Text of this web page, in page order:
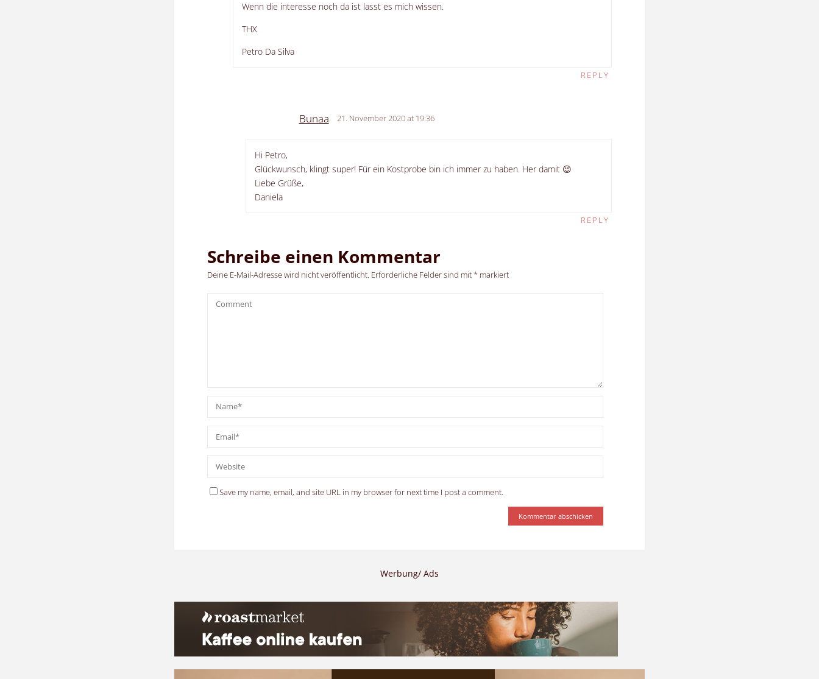
Wenn die interesse noch da ist lasst es mich wissen.
THX
Petro Da Silva
REPLY
Bunaa 21. November 2020 at 19:36
Hi Petro,
Glückwunsch, klingt super! Für ein Kostprobe bin ich immer zu haben. Her damit 😉
Liebe Grüße,
Daniela
REPLY
Schreibe einen Kommentar
Deine E-Mail-Adresse wird nicht veröffentlicht. Erforderliche Felder sind mit * markiert
Save my name, email, and site URL in my browser for next time I post a comment.
Werbung/ Ads